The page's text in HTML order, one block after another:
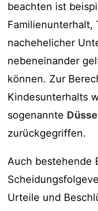
beachten ist
Familienunterhalt,
nachehelicher
nebeneinander
können. Zur
Kindesunterhalts
sogenannte
zurückgegriffen.
Auch bestehende
Urteile und